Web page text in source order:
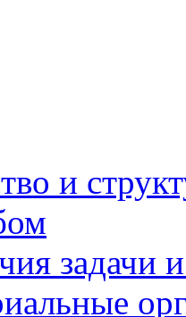
и
задачи